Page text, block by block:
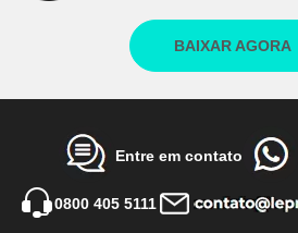
BAIXAR AGORA
Entre em contato
0800 405 5111